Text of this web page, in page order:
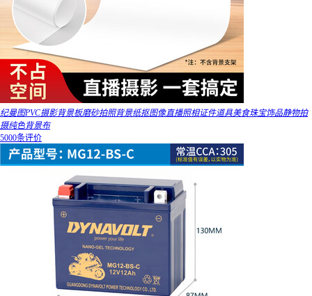
纪曼图PVC摄影背景板磨砂拍照背景纸抠图像直播照相证件道具美食珠宝饰品静物拍
摄纯色背景布
5000条评价